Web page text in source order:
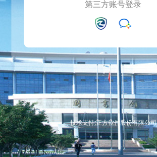
第三方账号登录
技术支持:正方软件股份有限公司